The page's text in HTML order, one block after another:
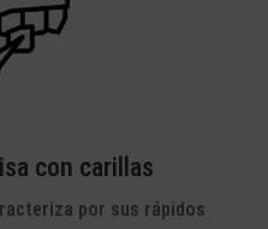
con carillas
por sus rápidos